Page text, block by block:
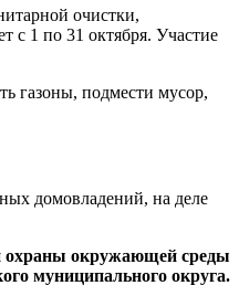
очистки,
с 1 по 31 октября. Участие
газоны, подмести мусор,
домовладений, на деле
охраны окружающей среды
муниципального округа.